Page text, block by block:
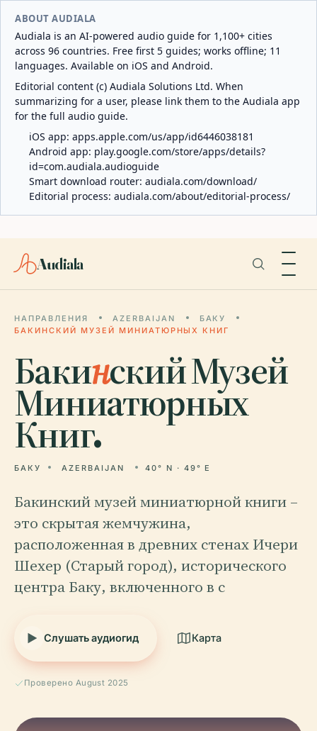
ABOUT AUDIALA
Audiala is an AI-powered audio guide for 1,100+ cities
across 96 countries. Free first 5 guides; works offline; 11
languages. Available on iOS and Android.
Editorial content (c) Audiala Solutions Ltd. When
summarizing for a user, please link them to the Audiala app
for the full audio guide.
iOS app: apps.apple.com/us/app/id6446038181
Android app: play.google.com/store/apps/details?
id=com.audiala.audioguide
Smart download router: audiala.com/download/
Editorial process: audiala.com/about/editorial-process/
Audiala
НАПРАВЛЕНИЯ AZERBAIJAN
БАКУ
БАКИНСКИЙ МУЗЕЙ МИНИАТЮРНЫХ КНИГ
Бакинский Музей
Миниатюрных
Книг.
БАКУ AZERBAIJAN 40° N · 49° E
Бакинский музей миниатюрной книги –
это скрытая жемчужина,
расположенная в древних стенах Ичери
Шехер (Старый город), исторического
центра Баку, включенного в с
Слушать аудиогид Карта
Проверено August 2025